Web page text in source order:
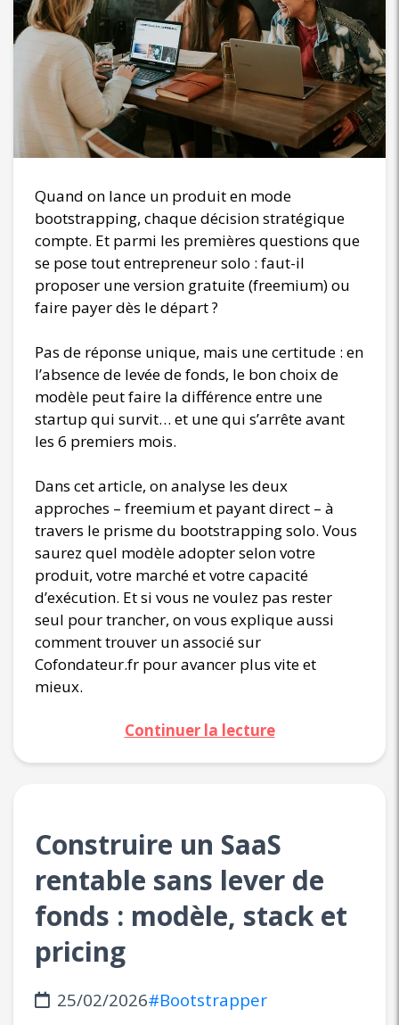
Quand on lance un produit en mode
bootstrapping, chaque décision stratégique
compte. Et parmi les premières questions que
se pose tout entrepreneur solo : faut-il
proposer une version gratuite (freemium) ou
faire payer dès le départ ?
Pas de réponse unique, mais une certitude : en
l’absence de levée de fonds, le bon choix de
modèle peut faire la différence entre une
startup qui survit… et une qui s’arrête avant
les 6 premiers mois.
Dans cet article, on analyse les deux
approches – freemium et payant direct – à
travers le prisme du bootstrapping solo. Vous
saurez quel modèle adopter selon votre
produit, votre marché et votre capacité
d’exécution. Et si vous ne voulez pas rester
seul pour trancher, on vous explique aussi
comment trouver un associé sur
Cofondateur.fr pour avancer plus vite et
mieux.
Continuer la lecture
Construire un SaaS
rentable sans lever de
fonds : modèle, stack et
pricing
25/02/2026#Bootstrapper